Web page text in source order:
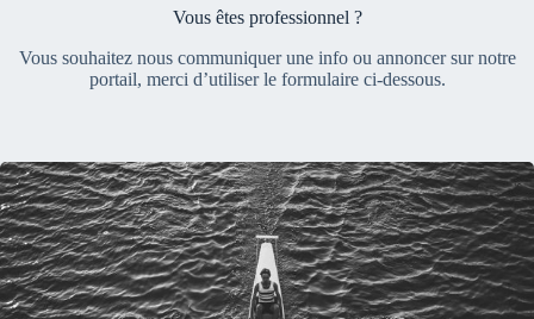
Vous êtes professionnel ?
Vous souhaitez nous communiquer une info ou annoncer sur notre
portail, merci d’utiliser le formulaire ci-dessous.